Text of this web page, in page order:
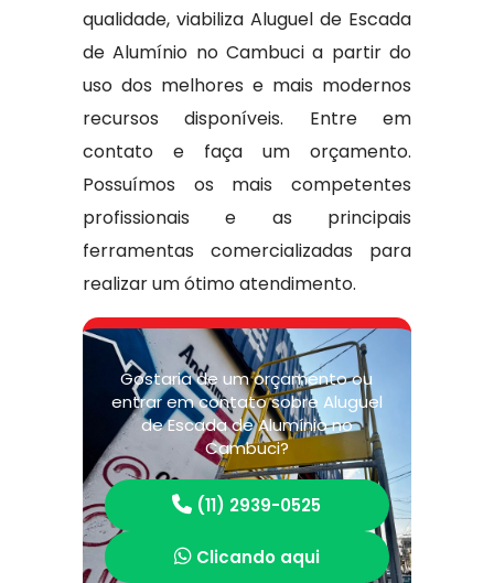
qualidade, viabiliza Aluguel de Escada
de Alumínio no Cambuci a partir do
uso dos melhores e mais modernos
recursos disponíveis. Entre em
contato e faça um orçamento.
Possuímos os mais competentes
profissionais e as principais
ferramentas comercializadas para
realizar um ótimo atendimento.
Gostaria de um orçamento ou
entrar em contato sobre Aluguel
de Escada de Alumínio no
Cambuci?
(11) 2939-0525
Clicando aqui